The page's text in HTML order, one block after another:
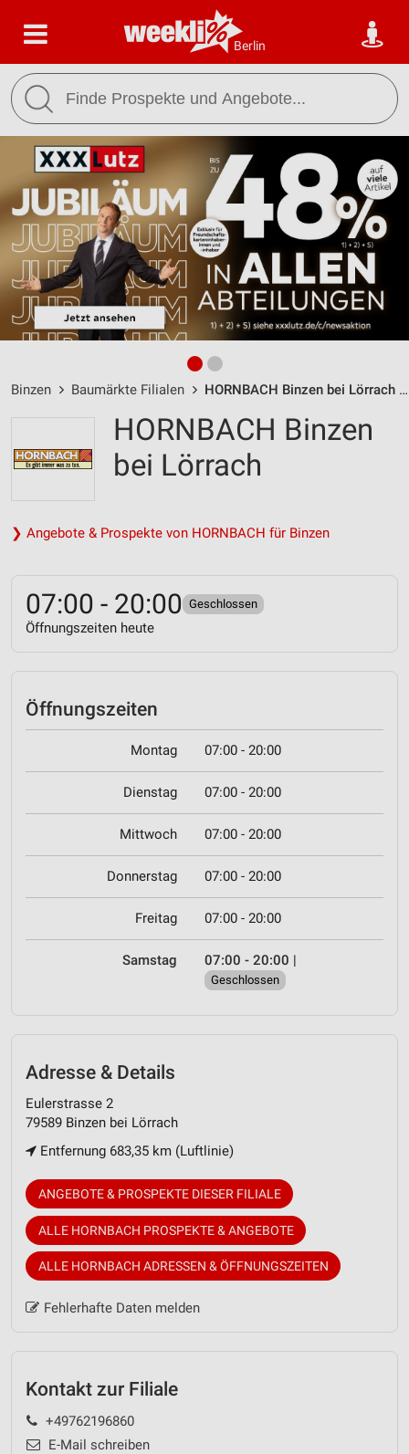
Berlin
Binzen Baumärkte Filialen HORNBACH Binzen bei Lörrach / Eulerstrasse 2 - Öffnungszeiten & Adresse
HORNBACH Binzen
bei Lörrach
❯ Angebote & Prospekte von HORNBACH für Binzen
07:00 - 20:00 Geschlossen
Öffnungszeiten heute
Öffnungszeiten
Montag 07:00 - 20:00
Dienstag 07:00 - 20:00
Mittwoch 07:00 - 20:00
Donnerstag 07:00 - 20:00
Freitag 07:00 - 20:00
Samstag 07:00 - 20:00 |
Geschlossen
Adresse & Details
Eulerstrasse 2
79589 Binzen bei Lörrach
Entfernung 683,35 km (Luftlinie)
ANGEBOTE & PROSPEKTE DIESER FILIALE
ALLE HORNBACH PROSPEKTE & ANGEBOTE
ALLE HORNBACH ADRESSEN & ÖFFNUNGSZEITEN
Fehlerhafte Daten melden
Kontakt zur Filiale
+49762196860
E-Mail schreiben